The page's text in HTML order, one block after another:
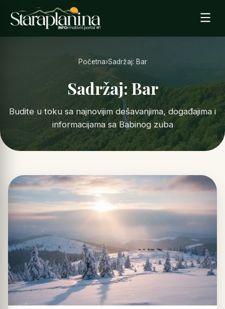
Početna›Sadržaj: Bar
Sadržaj: Bar
Budite u toku sa najnovijim dešavanjima, događajima i
informacijama sa Babinog zuba